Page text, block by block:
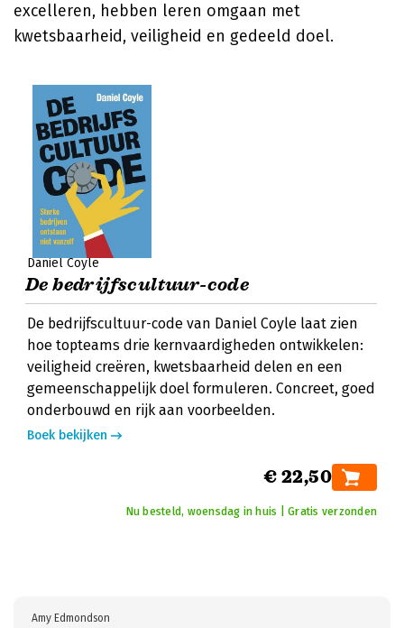
excelleren, hebben leren omgaan met
kwetsbaarheid, veiligheid en gedeeld doel.
Daniel Coyle
De bedrijfscultuur-code
De bedrijfscultuur-code van Daniel Coyle laat zien
hoe topteams drie kernvaardigheden ontwikkelen:
veiligheid creëren, kwetsbaarheid delen en een
gemeenschappelijk doel formuleren. Concreet, goed
onderbouwd en rijk aan voorbeelden.
Boek bekijken
€ 22,50
Nu besteld, woensdag in huis | Gratis verzonden
Amy Edmondson